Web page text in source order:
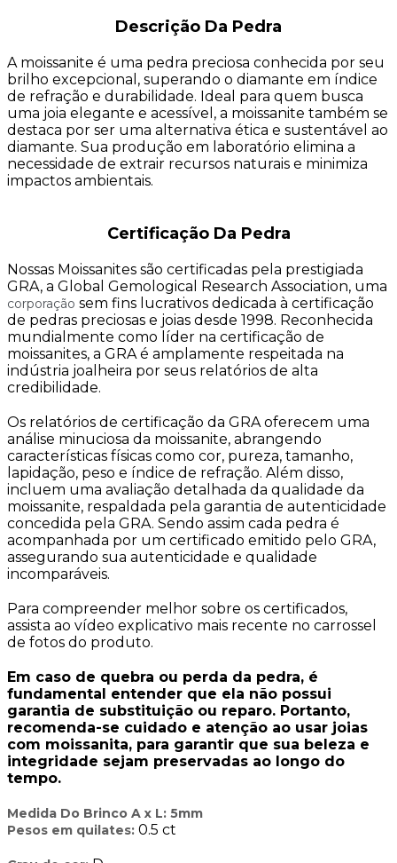
Descrição Da Pedra
A moissanite é uma pedra preciosa conhecida por seu
brilho excepcional, superando o diamante em índice
de refração e durabilidade. Ideal para quem busca
uma joia elegante e acessível, a moissanite também se
destaca por ser uma alternativa ética e sustentável ao
diamante. Sua produção em laboratório elimina a
necessidade de extrair recursos naturais e minimiza
impactos ambientais.
Certificação Da Pedra
Nossas Moissanites são certificadas pela prestigiada
GRA, a Global Gemological Research Association, uma
corporação sem fins lucrativos dedicada à certificação
de pedras preciosas e joias desde 1998. Reconhecida
mundialmente como líder na certificação de
moissanites, a GRA é amplamente respeitada na
indústria joalheira por seus relatórios de alta
credibilidade.
Os relatórios de certificação da GRA oferecem uma
análise minuciosa da moissanite, abrangendo
características físicas como cor, pureza, tamanho,
lapidação, peso e índice de refração. Além disso,
incluem uma avaliação detalhada da qualidade da
moissanite, respaldada pela garantia de autenticidade
concedida pela GRA. Sendo assim cada pedra é
acompanhada por um certificado emitido pelo GRA,
assegurando sua autenticidade e qualidade
incomparáveis.
Para compreender melhor sobre os certificados,
assista ao vídeo explicativo mais recente no carrossel
de fotos do produto.
Em caso de quebra ou perda da pedra, é
fundamental entender que ela não possui
garantia de substituição ou reparo. Portanto,
recomenda-se cuidado e atenção ao usar joias
com moissanita, para garantir que sua beleza e
integridade sejam preservadas ao longo do
tempo.
Medida Do Brinco A x L: 5mm
Pesos em quilates: 0.5 ct